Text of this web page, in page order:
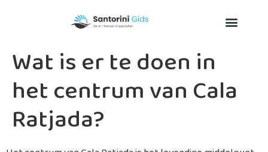
Wat is er te doen in
het centrum van Cala
Ratjada?